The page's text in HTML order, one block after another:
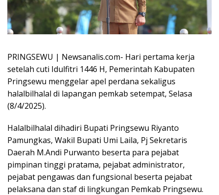
PRINGSEWU | Newsanalis.com- Hari pertama kerja
setelah cuti Idulfitri 1446 H, Pemerintah Kabupaten
Pringsewu menggelar apel perdana sekaligus
halalbilhalal di lapangan pemkab setempat, Selasa
(8/4/2025).
Halalbilhalal dihadiri Bupati Pringsewu Riyanto
Pamungkas, Wakil Bupati Umi Laila, Pj Sekretaris
Daerah M.Andi Purwanto beserta para pejabat
pimpinan tinggi pratama, pejabat administrator,
pejabat pengawas dan fungsional beserta pejabat
pelaksana dan staf di lingkungan Pemkab Pringsewu.